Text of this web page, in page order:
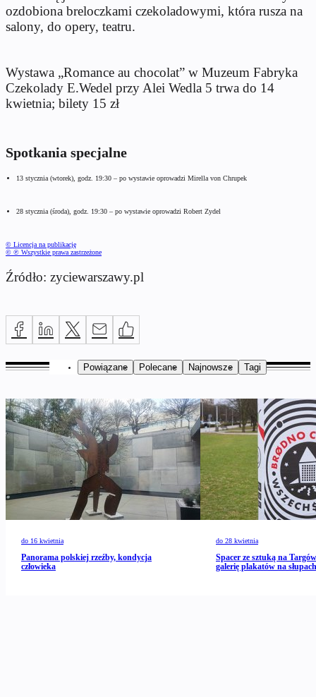
ozdobiona breloczkami czekoladowymi, która rusza na
salony, do opery, teatru.
Wystawa „Romance au chocolat” w Muzeum Fabryka
Czekolady E.Wedel przy Alei Wedla 5 trwa do 14
kwietnia; bilety 15 zł
Spotkania specjalne
13 stycznia (wtorek), godz. 19:30 – po wystawie oprowadzi Mirella von Chrupek
28 stycznia (środa), godz. 19:30 – po wystawie oprowadzi Robert Zydel
© Licencja na publikację
© ℗ Wszystkie prawa zastrzeżone
Źródło: zyciewarszawy.pl
Powiązane Polecane Najnowsze Tagi
do 16 kwietnia
Panorama polskiej rzeźby, kondycja
człowieka
do 28 kwietnia
Spacer ze sztuką na
galerię plakatów na